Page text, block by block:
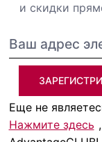
и скидки
Еще не
Нажмите здесь